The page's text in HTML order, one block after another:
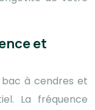
et
à cendres et
La fréquence